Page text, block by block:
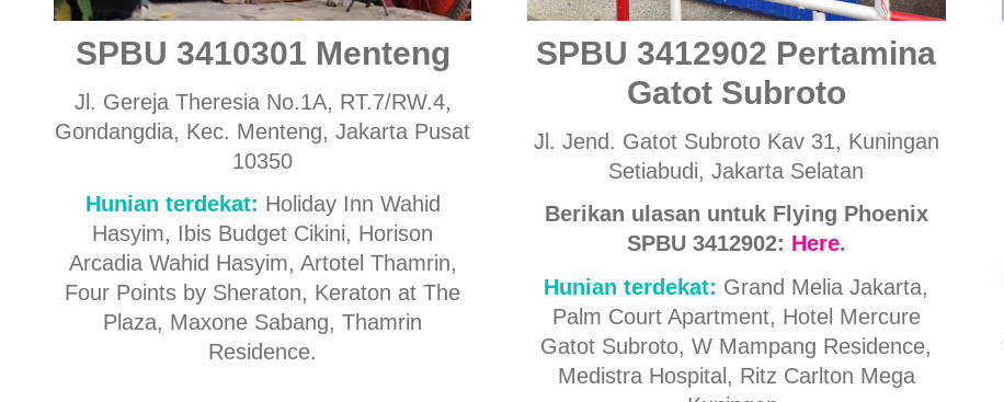
SPBU 3410301 Menteng
Jl. Gereja Theresia No.1A, RT.7/RW.4,
Gondangdia, Kec. Menteng, Jakarta Pusat
10350
Hunian terdekat: Holiday Inn Wahid
Hasyim, Ibis Budget Cikini, Horison
Arcadia Wahid Hasyim, Artotel Thamrin,
Four Points by Sheraton, Keraton at The
Plaza, Maxone Sabang, Thamrin
Residence.
SPBU 3412902 Pertamina
Gatot Subroto
Jl. Jend. Gatot Subroto Kav 31, Kuningan
Setiabudi, Jakarta Selatan
Berikan ulasan untuk Flying Phoenix
SPBU 3412902: Here.
Hunian terdekat: Grand Melia Jakarta,
Palm Court Apartment, Hotel Mercure
Gatot Subroto, W Mampang Residence,
Medistra Hospital, Ritz Carlton Mega